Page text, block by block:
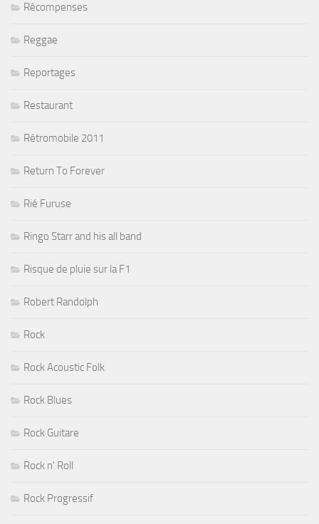
Récompenses
Reggae
Reportages
Restaurant
Rétromobile 2011
Return To Forever
Rié Furuse
Ringo Starr and his all band
Risque de pluie sur la F1
Robert Randolph
Rock
Rock Acoustic Folk
Rock Blues
Rock Guitare
Rock n' Roll
Rock Progressif